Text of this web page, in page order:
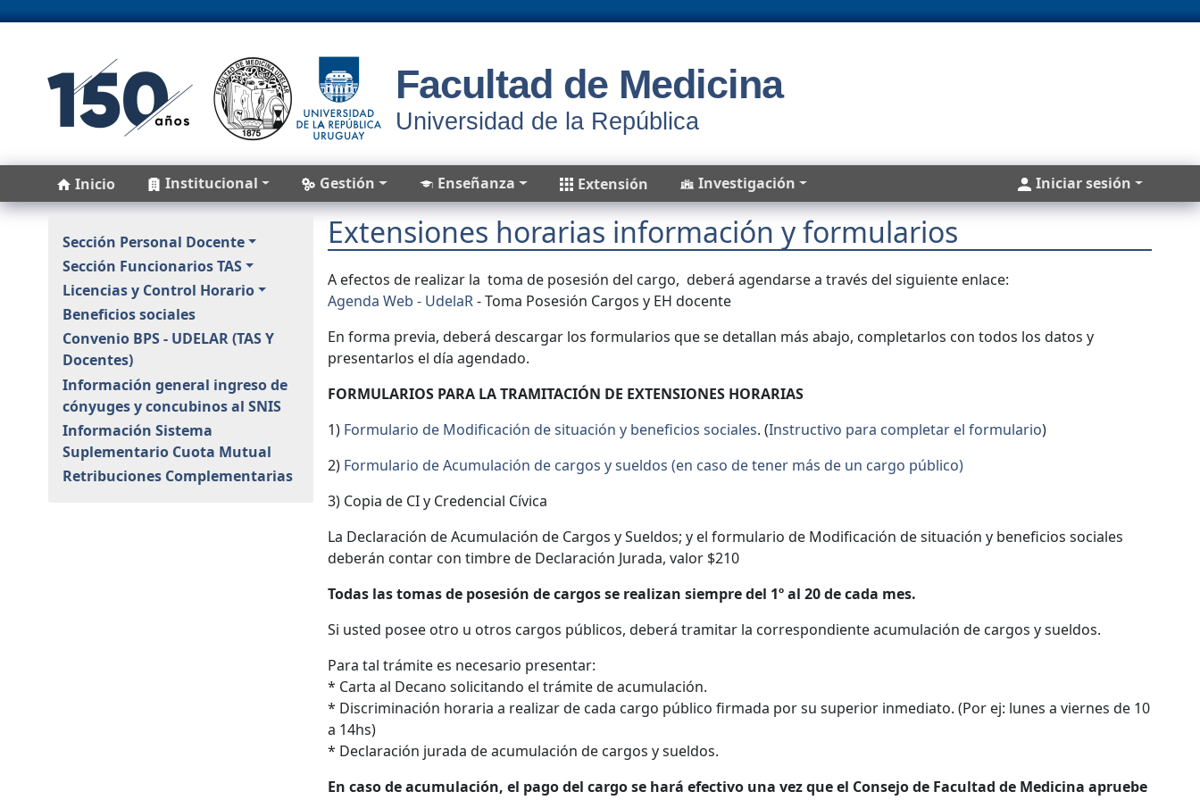
Facultad de Medicina
Universidad de la República
Main navigation
Inicio Institucional Gestión Enseñanza Extensión Investigación Cuentas
Iniciar sesión
Personal
Sección Personal Docente
Sección Funcionarios TAS
Licencias y Control Horario
Beneficios sociales
Convenio BPS - UDELAR (TAS Y
Docentes)
Información general ingreso de
cónyuges y concubinos al SNIS
Información Sistema
Suplementario Cuota Mutual
Retribuciones Complementarias
Extensiones horarias información y formularios
A efectos de realizar la toma de posesión del cargo, deberá agendarse a través del siguiente enlace:
Agenda Web - UdelaR- Toma Posesión Cargos y EH docente
En forma previa, deberá descargar los formularios que se detallan más abajo, completarlos con todos los datos y
presentarlos el día agendado.
FORMULARIOS PARA LA TRAMITACIÓN DE EXTENSIONES HORARIAS
1) Formulario de Modificación de situación y beneficios sociales. (Instructivo para completar el formulario)
2) Formulario de Acumulación de cargos y sueldos (en caso de tener más de un cargo público)
3) Copia de CI y Credencial Cívica
La Declaración de Acumulación de Cargos y Sueldos; y el formulario de Modificación de situación y beneficios sociales
deberán contar con timbre de Declaración Jurada, valor $210
Todas las tomas de posesión de cargos se realizan siempre del 1º al 20 de cada mes.
Si usted posee otro u otros cargos públicos, deberá tramitar la correspondiente acumulación de cargos y sueldos.
Para tal trámite es necesario presentar:
* Carta al Decano solicitando el trámite de acumulación.
* Discriminación horaria a realizar de cada cargo público firmada por su superior inmediato. (Por ej: lunes a viernes de 10
a 14hs)
* Declaración jurada de acumulación de cargos y sueldos.
En caso de acumulación, el pago del cargo se hará efectivo una vez que el Consejo de Facultad de Medicina apruebe